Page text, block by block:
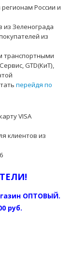
России и
Зеленограда
из
транспортными
GTD(КиТ),
перейдя по
VISA
клиентов из
ОПТОВЫЙ.
руб.